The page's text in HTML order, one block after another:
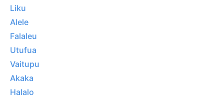
Liku
Alele
Falaleu
Utufua
Vaitupu
Akaka
Halalo